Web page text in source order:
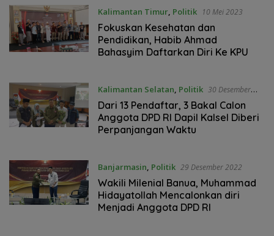
Kalimantan Timur, Politik 10 Mei 2023
Fokuskan Kesehatan dan
Pendidikan, Habib Ahmad
Bahasyim Daftarkan Diri Ke KPU
Kalimantan Selatan, Politik 30 Desember
2022
Dari 13 Pendaftar, 3 Bakal Calon
Anggota DPD RI Dapil Kalsel Diberi
Perpanjangan Waktu
Banjarmasin, Politik 29 Desember 2022
Wakili Milenial Banua, Muhammad
Hidayatollah Mencalonkan diri
Menjadi Anggota DPD RI